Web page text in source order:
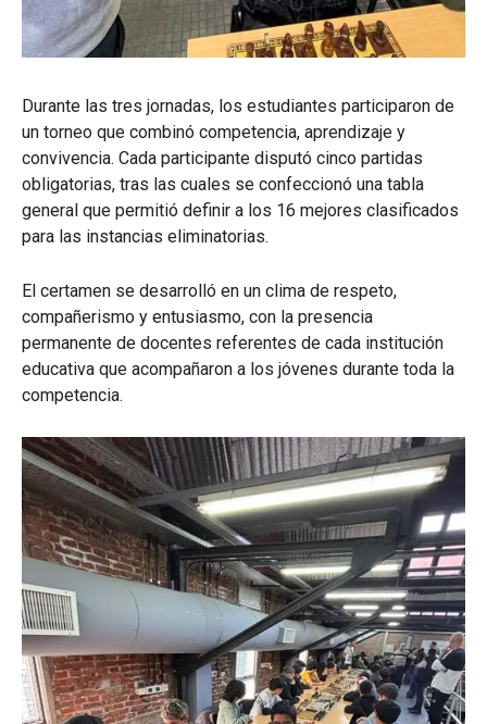
Durante las tres jornadas, los estudiantes participaron de
un torneo que combinó competencia, aprendizaje y
convivencia. Cada participante disputó cinco partidas
obligatorias, tras las cuales se confeccionó una tabla
general que permitió definir a los 16 mejores clasificados
para las instancias eliminatorias.
El certamen se desarrolló en un clima de respeto,
compañerismo y entusiasmo, con la presencia
permanente de docentes referentes de cada institución
educativa que acompañaron a los jóvenes durante toda la
competencia.